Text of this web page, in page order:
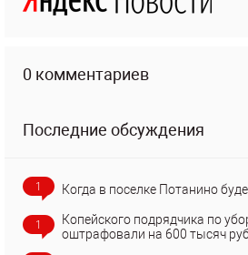
0 комментариев
Последние обсуждения
1 Когда в поселке Потанино
1
Копейского подрядчика по
оштрафовали на 600 тысяч